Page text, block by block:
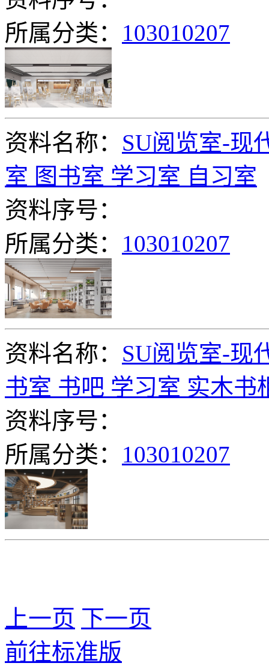
所属分类： 103010207
资料名称： SU阅览室-现
室 图书室 学习室 自习室
资料序号：
所属分类： 103010207
资料名称： SU阅览室-现
书室 书吧 学习室 实木书
资料序号：
所属分类： 103010207
上一页 下一页
前往标准版